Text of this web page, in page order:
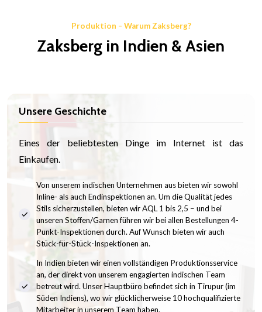
Produktion – Warum Zaksberg?
Zaksberg in Indien & Asien
Unsere Geschichte
Eines der beliebtesten Dinge im Internet ist das
Einkaufen.
Von unserem indischen Unternehmen aus bieten wir sowohl
Inline- als auch Endinspektionen an. Um die Qualität jedes
Stils sicherzustellen, bieten wir AQL 1 bis 2,5 – und bei
unseren Stoffen/Garnen führen wir bei allen Bestellungen 4-
Punkt-Inspektionen durch. Auf Wunsch bieten wir auch
Stück-für-Stück-Inspektionen an.
In Indien bieten wir einen vollständigen Produktionsservice
an, der direkt von unserem engagierten indischen Team
betreut wird. Unser Hauptbüro befindet sich in Tirupur (im
Süden Indiens), wo wir glücklicherweise 10 hochqualifizierte
Mitarbeiter in unserem Team haben.